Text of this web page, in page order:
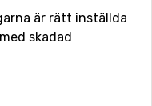
är rätt inställda
skadad